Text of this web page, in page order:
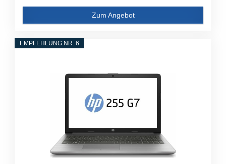
Zum Angebot
EMPFEHLUNG NR. 6